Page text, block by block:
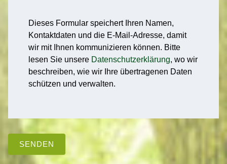
Dieses Formular speichert Ihren Namen,
Kontaktdaten und die E-Mail-Adresse, damit
wir mit Ihnen kommunizieren können. Bitte
lesen Sie unsere Datenschutzerklärung, wo wir
beschreiben, wie wir Ihre übertragenen Daten
schützen und verwalten.
SENDEN